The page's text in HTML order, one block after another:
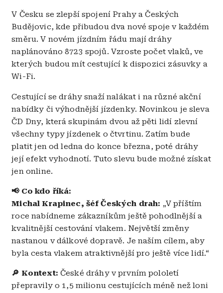
V Česku se zlepší spojení Prahy a Českých
Budějovic, kde přibudou dva nové spoje v každém
směru. V novém jízdním řádu mají dráhy
naplánováno 8723 spojů. Vzroste počet vlaků, ve
kterých budou mít cestující k dispozici zásuvky a
Wi-Fi.
Cestující se dráhy snaží nalákat i na různé akční
nabídky či výhodnější jízdenky. Novinkou je sleva
ČD Dny, která skupinám dvou až pěti lidí zlevní
všechny typy jízdenek o čtvrtinu. Zatím bude
platit jen od ledna do konce března, poté dráhy
její efekt vyhodnotí. Tuto slevu bude možné získat
jen online.
📢 Co kdo říká:
Michal Krapinec, šéf Českých drah: „V příštím
roce nabídneme zákazníkům ještě pohodlnější a
kvalitnější cestování vlakem. Největší změny
nastanou v dálkové dopravě. Je naším cílem, aby
byla cesta vlakem atraktivnější pro ještě více lidí.“
🔎 Kontext: České dráhy v prvním pololetí
přepravily o 1,5 milionu cestujících méně než loni